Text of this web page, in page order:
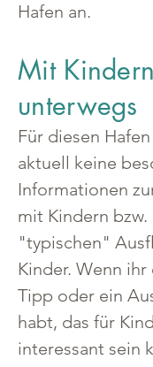
Hafen an.
Mit Kindern
unterwegs
Für diesen
aktuell keine
Informationen
mit Kindern bzw.
"typischen"
Kinder. Wenn
Tipp oder ein
habt, das für
interessant sein